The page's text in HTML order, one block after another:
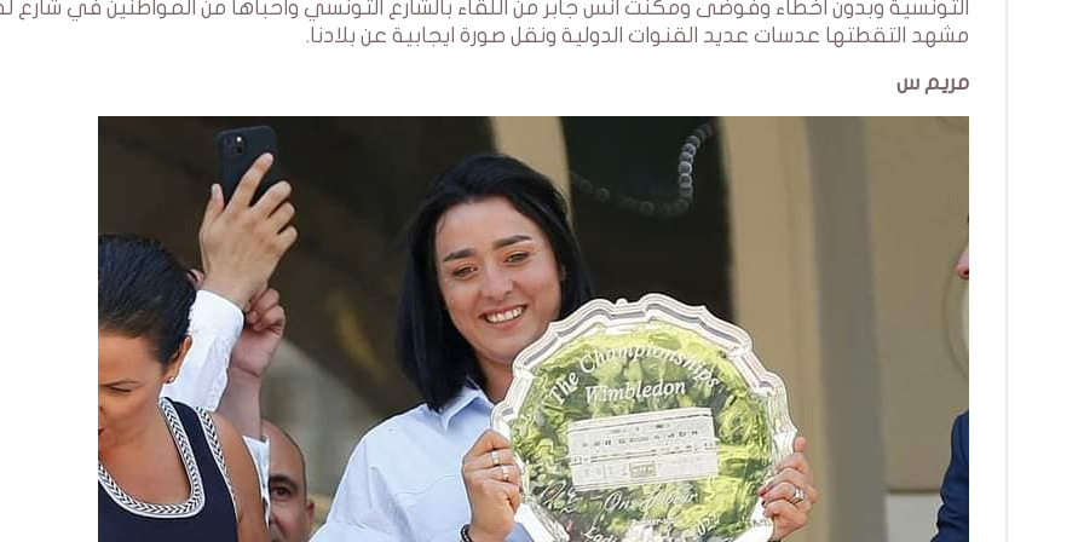
التونسية وبدون اخطاء وفوضى ومكنت انس جابر من اللقاء بالشارع التونسي واحباها من المواطنين في شارع له
مشهد التقطتها عدسات عديد القنوات الدولية ونقل صورة ايجابية عن بلادنا.
مريم س